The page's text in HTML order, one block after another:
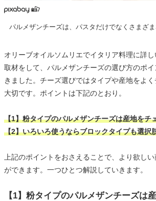
パルメザンチーズは、パスタだけでなくさまざま
オリーブオイルソムリエでイタリア料理に詳
取材をして、パルメザンチーズの選び方のポ
きました。チーズ選びではタイプや産地をよ
大切です。ポイントは下記のとおり。
【1】粉タイプのパルメザンチーズは産地をチ
【2】いろいろ使うならブロックタイプも選択
上記のポイントをおさえることで、より欲し
ができます。一つひとつ解説していきます。
【1】粉タイプのパルメザンチーズは